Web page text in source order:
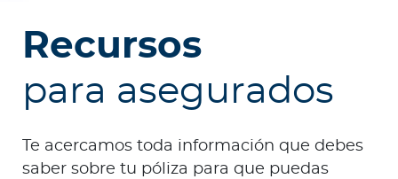
Recursos
para asegurados
Te acercamos toda información que debes
saber sobre tu póliza para que puedas